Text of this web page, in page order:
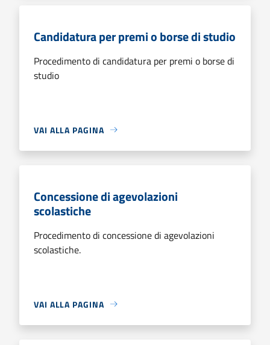
Candidatura per premi o borse di studio
Procedimento di candidatura per premi o borse di
studio
VAI ALLA PAGINA
Concessione di agevolazioni
scolastiche
Procedimento di concessione di agevolazioni
scolastiche.
VAI ALLA PAGINA